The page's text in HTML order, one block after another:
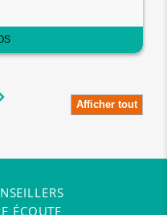
Afficher tout
ÉCOUTE